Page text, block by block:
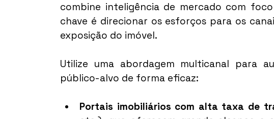
combine inteligência de mercado com
chave é direcionar os esforços para os
exposição do imóvel.
Utilize uma abordagem multicanal para
público-alvo de forma eficaz:
Portais imobiliários com alta taxa de